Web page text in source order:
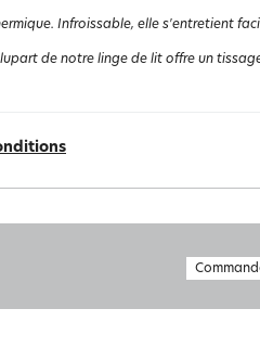
Infroissable, elle s'entretient
de notre linge de lit offre un tissage